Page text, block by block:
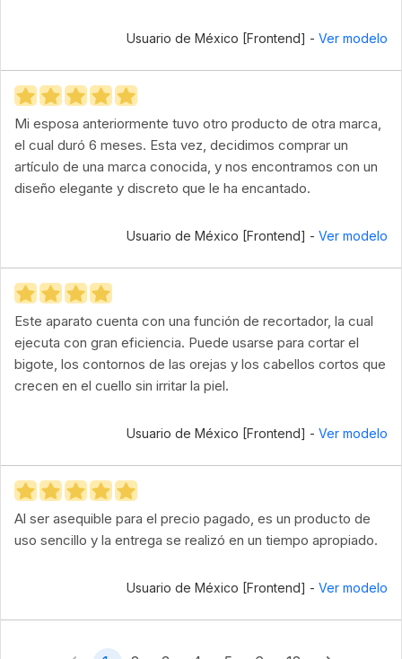
Usuario de México [Frontend] - Ver modelo
Mi esposa anteriormente tuvo otro producto de otra marca,
el cual duró 6 meses. Esta vez, decidimos comprar un
artículo de una marca conocida, y nos encontramos con un
diseño elegante y discreto que le ha encantado.
Usuario de México [Frontend] - Ver modelo
Este aparato cuenta con una función de recortador, la cual
ejecuta con gran eficiencia. Puede usarse para cortar el
bigote, los contornos de las orejas y los cabellos cortos que
crecen en el cuello sin irritar la piel.
Usuario de México [Frontend] - Ver modelo
Al ser asequible para el precio pagado, es un producto de
uso sencillo y la entrega se realizó en un tiempo apropiado.
Usuario de México [Frontend] - Ver modelo